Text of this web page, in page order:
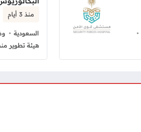
منذ 3 أيام
السعودية
هيئة تطوير